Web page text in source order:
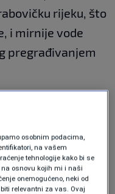
rijeku, što
i mirnije vode
pregrađivanjem
osobnim podacima,
na vašem
tehnologije kako bi se
osnovu kojih mi i naši
onemogućeno, neki od
relevantni za vas. Ovaj